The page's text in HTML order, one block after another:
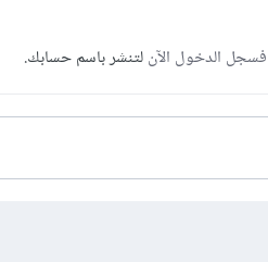
فسجل الدخول الآنلتنشر باسم حسابك.